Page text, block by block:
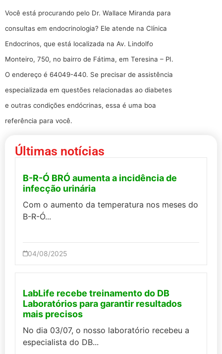
Você está procurando pelo Dr. Wallace Miranda para
consultas em endocrinologia? Ele atende na Clínica
Endocrinos, que está localizada na Av. Lindolfo
Monteiro, 750, no bairro de Fátima, em Teresina – PI.
O endereço é 64049-440. Se precisar de assistência
especializada em questões relacionadas ao diabetes
e outras condições endócrinas, essa é uma boa
referência para você.
Últimas notícias
B-R-Ó BRÓ aumenta a incidência de
infecção urinária
Com o aumento da temperatura nos meses do
B-R-Ó...
04/08/2025
LabLife recebe treinamento do DB
Laboratórios para garantir resultados
mais precisos
No dia 03/07, o nosso laboratório recebeu a
especialista do DB...